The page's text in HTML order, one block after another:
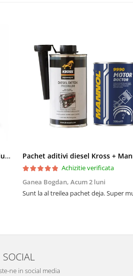
Pachet 2 x Aditiv Diesel Detox Premium Kross - Curățare Completă, +5 Puncte Cetanic & Protecție DPF/EGR
Achizitie verificata
Ganea Bogdan, Acum 2 luni
Sunt la al treilea pachet deja. Super
SOCIAL
ne in social media